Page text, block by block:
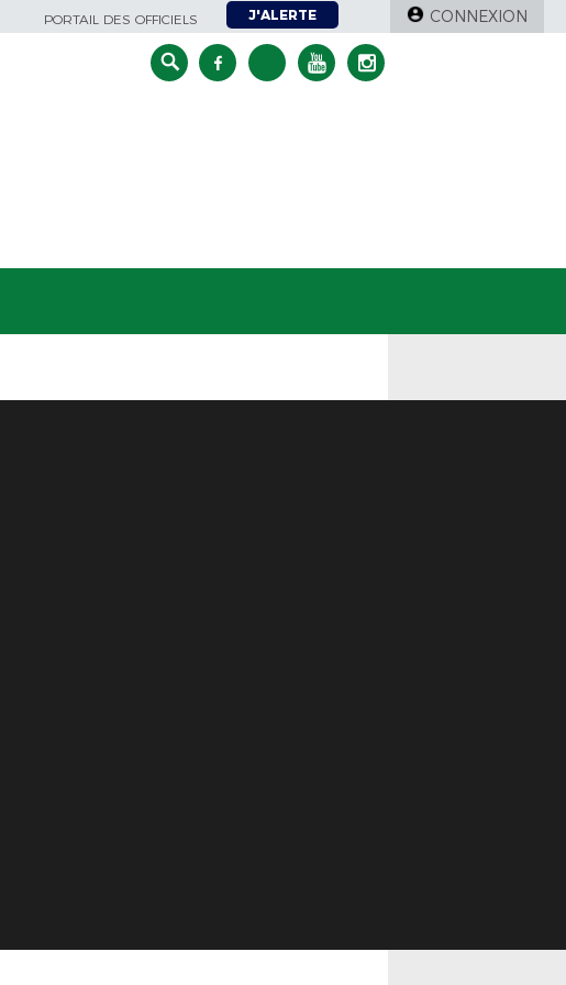
PORTAIL DES OFFICIELS J'ALERTE CONNEXION